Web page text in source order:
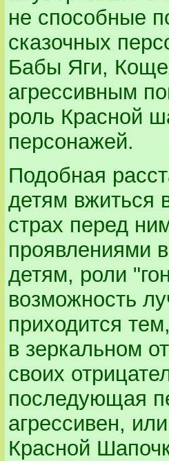
не способные
сказочных
Бабы Яги,
агрессивным
роль Красной
персонажей.
Подобная
детям вжиться
страх перед
проявлениями
детям, роли
возможность
приходится
в зеркальном
своих
последующая
агрессивен,
Красной